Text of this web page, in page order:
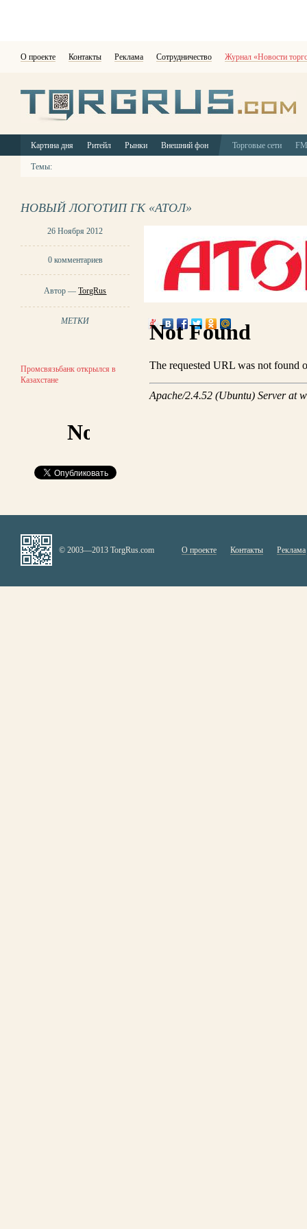
О проекте Контакты Реклама Сотрудничество Журнал «Новости
Картина дня Ритейл Рынки Внешний фон Торговые сети
Темы:
НОВЫЙ ЛОГОТИП ГК «АТОЛ»
26 Ноября 2012
0 комментариев
Автор —TorgRus
МЕТКИ
Промсвязьбанк открылся в
Казахстане
© 2003—2013 TorgRus.com О проекте Контакты Реклама